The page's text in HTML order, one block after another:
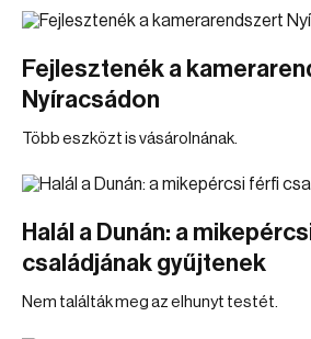
Fejlesztenék a
Nyíracsádon
Több eszközt is vásárolnának.
Halál a Dunán: a
családjának gyűjtenek
Nem találták meg az elhunyt testét.